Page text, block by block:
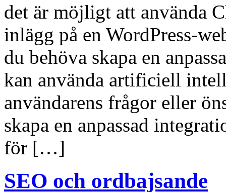
det är möjligt att använda
inlägg på en WordPress-
du behöva skapa en
kan använda artificiell
användarens frågor eller
skapa en anpassad
för […]
SEO och ordbajsande